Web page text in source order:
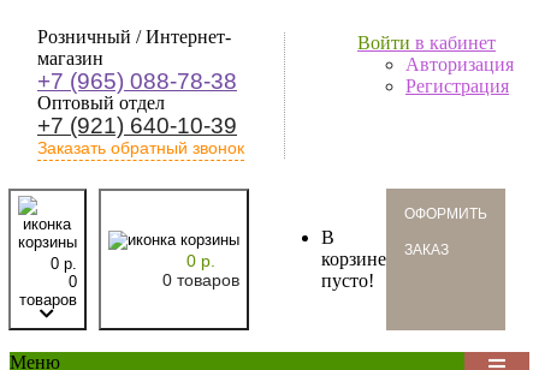
Розничный / Интернет-
магазин
+7 (965) 088-78-38
Оптовый отдел
+7 (921) 640-10-39
Заказать обратный звонок
Войти в кабинет
Авторизация
Регистрация
0 р.
0
товаров
oформить
заказ
0 р.
0 товаров
В
корзине
пусто!
Меню